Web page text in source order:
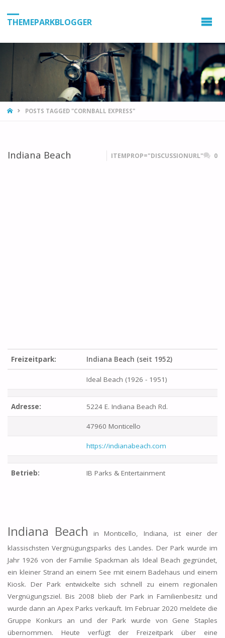
THEMEPARKBLOGGER
HOMEPOSTS TAGGED "CORNBALL EXPRESS"
Indiana Beach ITEMPROP="DISCUSSIONURL" 0
Freizeitpark: Indiana Beach (seit 1952)
Ideal Beach (1926 - 1951)
Adresse: 5224 E. Indiana Beach Rd.
47960 Monticello
https://indianabeach.com
Betrieb: IB Parks & Entertainment
Indiana Beach
in Monticello, Indiana, ist einer der
klassischsten Vergnügungsparks des Landes. Der Park wurde im
Jahr 1926 von der Familie Spackman als Ideal Beach gegründet,
ein kleiner Strand an einem See mit einem Badehaus und einem
Kiosk. Der Park entwickelte sich schnell zu einem regionalen
Vergnügungsziel. Bis 2008 blieb der Park in Familienbesitz und
wurde dann an Apex Parks verkauft. Im Februar 2020 meldete die
Gruppe Konkurs an und der Park wurde von Gene Staples
übernommen. Heute verfügt der Freizeitpark über eine